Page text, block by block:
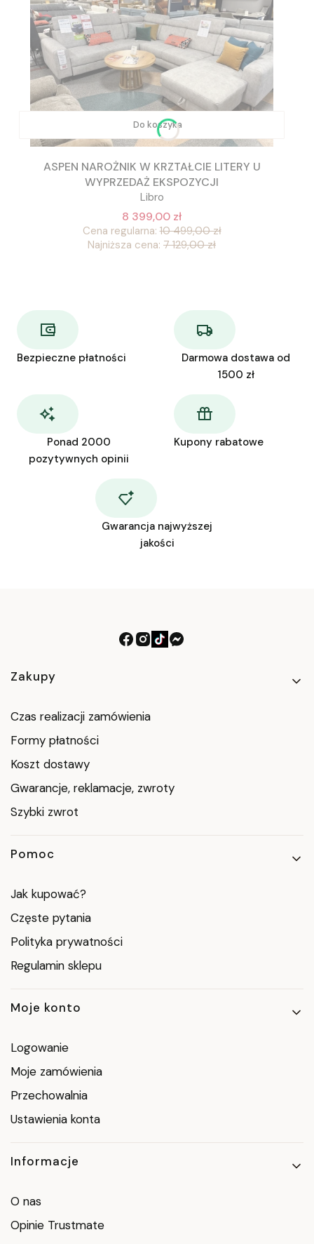
Do koszyka
ASPEN NAROŻNIK W KRZTAŁCIE LITERY U
WYPRZEDAŻ EKSPOZYCJI
Libro
8 399,00 zł
Cena regularna: 10 499,00 zł
Najniższa cena: 7 129,00 zł
Bezpieczne płatności
Darmowa dostawa od
1500 zł
Ponad 2000
pozytywnych opinii
Kupony rabatowe
Gwarancja najwyższej
jakości
Linki w stopce
Zakupy
Czas realizacji zamówienia
Formy płatności
Koszt dostawy
Gwarancje, reklamacje, zwroty
Szybki zwrot
Pomoc
Jak kupować?
Częste pytania
Polityka prywatności
Regulamin sklepu
Moje konto
Logowanie
Moje zamówienia
Przechowalnia
Ustawienia konta
Informacje
O nas
Opinie Trustmate